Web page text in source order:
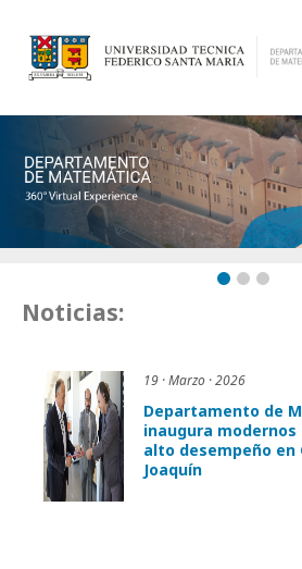
Noticias:
19 · Marzo · 2026
Departamento de
inaugura
alto desempeño en
Joaquín